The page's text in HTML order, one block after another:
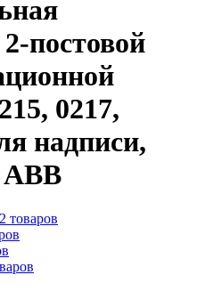
постовой
0217,
надписи,
ABB
товаров